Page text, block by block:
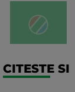
CITESTE SI